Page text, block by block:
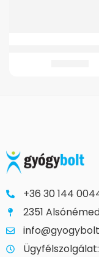
+36 30 144
2351